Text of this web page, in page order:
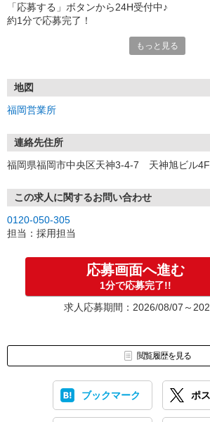
「応募する」ボタンから24H受付中♪
約1分で応募完了！
①応募から3営業日を目安に、メールorお電話
★スマホでWEB面接（LINEなど）・出張面接
す
③面接実施（履歴書不要）
※ご希望があれば、職場見学の調整もOKです
お気軽にご応募ください♪
もっと見る
地図
福岡営業所
連絡先住所
福岡県福岡市中央区天神3-4-7 天神旭ビル4F
この求人に関するお問い合わせ
0120-050-305
担当：採用担当
応募画面へ進む
1分で応募完了!!
求人応募期間：2026/08/07～
閲覧履歴を見る
ブックマーク ポ